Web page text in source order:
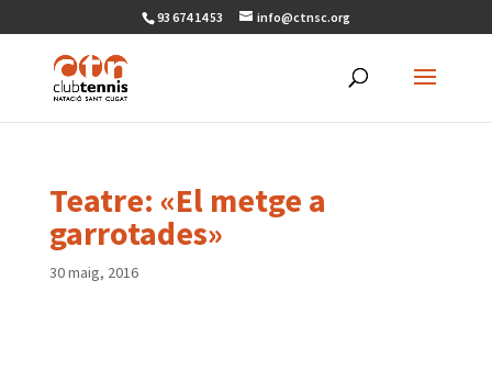
93 674 14 53 info@ctnsc.org
Teatre: «El metge a
garrotades»
30 maig, 2016